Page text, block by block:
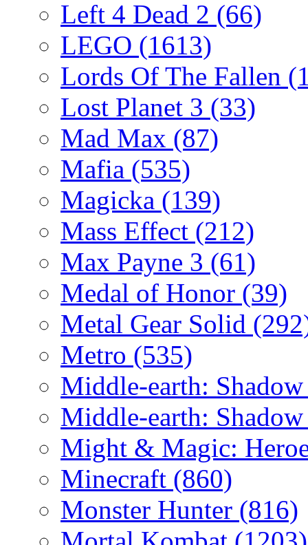
Left 4 Dead 2 (66)
LEGO (1613)
Lords Of The Fallen
Lost Planet 3 (33)
Mad Max (87)
Mafia (535)
Magicka (139)
Mass Effect (212)
Max Payne 3 (61)
Medal of Honor (39)
Metal Gear Solid
Metro (535)
Middle-earth:
Middle-earth:
Might & Magic:
Minecraft (860)
Monster Hunter (816)